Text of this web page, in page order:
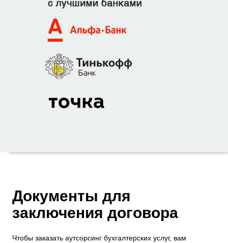
Документы для
заключения договора
Чтобы заказать аутсорсинг бухгалтерских услуг, вам